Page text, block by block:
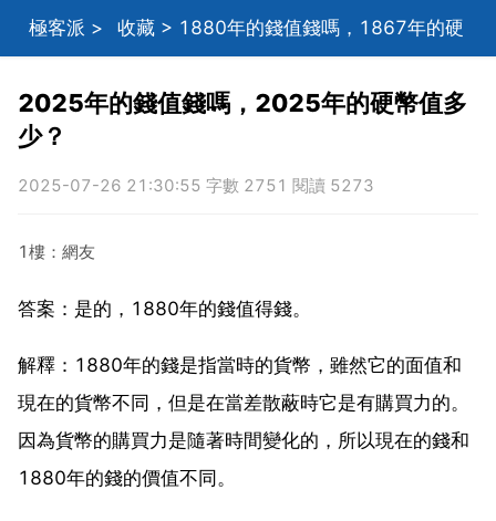
極客派 > 收藏 > 1880年的錢值錢嗎，1867年的硬
2025年的錢值錢嗎，2025年的硬幣值多
少？
2025-07-26 21:30:55 字數 2751 閱讀 5273
1樓：網友
答案：是的，1880年的錢值得錢。
解釋：1880年的錢是指當時的貨幣，雖然它的面值和
現在的貨幣不同，但是在當差散蔽時它是有購買力的。
因為貨幣的購買力是隨著時間變化的，所以現在的錢和
1880年的錢的價值不同。